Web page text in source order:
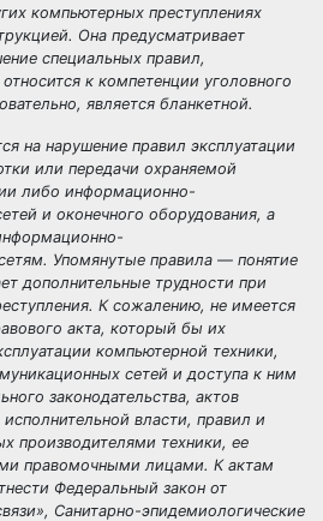
компьютерных преступлениях
Она предусматривает
специальных правил,
к компетенции уголовного
является бланкетной.
на нарушение правил эксплуатации
или передачи охраняемой
либо информационно-
и оконечного оборудования, а
Упомянутые правила — понятие
дополнительные трудности при
К сожалению, не имеется
акта, который бы их
компьютерной техники,
сетей и доступа к ним
законодательства, актов
исполнительной власти, правил и
производителями техники, ее
правомочными лицами. К актам
Федеральный закон от
Санитарно-эпидемиологические